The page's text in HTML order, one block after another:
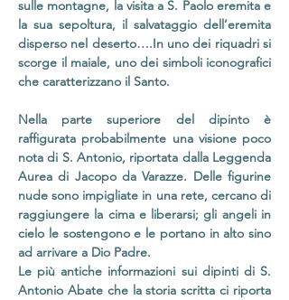
sulle montagne, la visita a S. Paolo eremita e
la sua sepoltura, il salvataggio dell’eremita
disperso nel deserto….In uno dei riquadri si
scorge il maiale, uno dei simboli iconografici
che caratterizzano il Santo.
Nella parte superiore del dipinto è
raffigurata probabilmente una visione poco
nota di S. Antonio, riportata dalla Leggenda
Aurea di Jacopo da Varazze. Delle figurine
nude sono impigliate in una rete, cercano di
raggiungere la cima e liberarsi; gli angeli in
cielo le sostengono e le portano in alto sino
ad arrivare a Dio Padre.
Le più antiche informazioni sui dipinti di S.
Antonio Abate che la storia scritta ci riporta